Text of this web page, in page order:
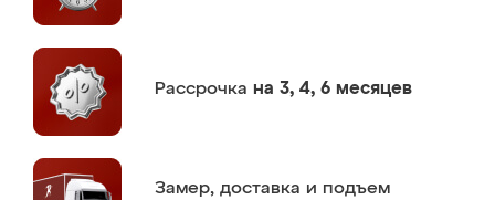
Рассрочка на 3, 4, 6 месяцев
Замер, доставка и подъем